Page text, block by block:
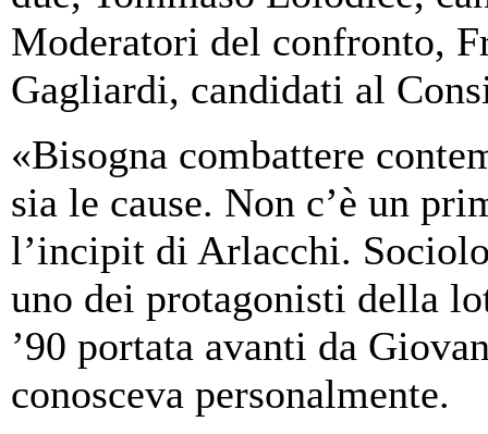
Moderatori del confronto,
Gagliardi, candidati al
«Bisogna combattere
sia le cause. Non c’è un
l’incipit di Arlacchi.
uno dei protagonisti della
’90 portata avanti da
conosceva personalmente.